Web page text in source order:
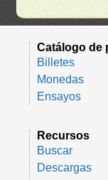
Catálogo de
Billetes
Monedas
Ensayos
Recursos
Buscar
Descargas